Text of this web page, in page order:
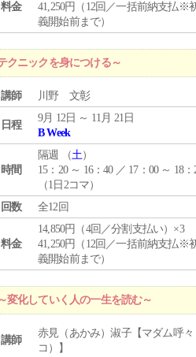
料金
41,250円（12回／一括前納支払※
義開始前まで）
ニックを身につける～
講師 川野 文彰
日程
9月 12日 ～ 11月 21日
B Week
時間
隔週 （土）
15：20 ～ 16：40 ／ 17：00 ～ 18：
（1日2コマ）
回数
全12回
料金
14,850円（4回／分割支払い）×3
41,250円（12回／一括前納支払※
義開始前まで）
化していく人の一生を読む～
講師
赤見（あかみ）淑子【マダム呼々
コ）】